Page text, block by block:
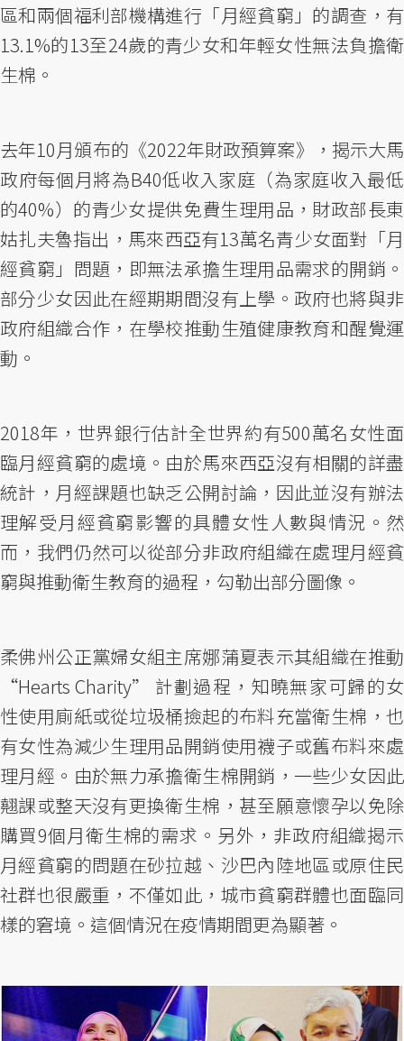
區和兩個福利部機構進行「月經貧窮」的調查，有
13.1%的13至24歲的青少女和年輕女性無法負擔衛
生棉。
去年10月頒布的《2022年財政預算案》，揭示大馬
政府每個月將為B40低收入家庭（為家庭收入最低
的40%）的青少女提供免費生理用品，財政部長東
姑扎夫魯指出，馬來西亞有13萬名青少女面對「月
經貧窮」問題，即無法承擔生理用品需求的開銷。
部分少女因此在經期期間沒有上學。政府也將與非
政府組織合作，在學校推動生殖健康教育和醒覺運
動。
2018年，世界銀行估計全世界約有500萬名女性面
臨月經貧窮的處境。由於馬來西亞沒有相關的詳盡
統計，月經課題也缺乏公開討論，因此並沒有辦法
理解受月經貧窮影響的具體女性人數與情況。然
而，我們仍然可以從部分非政府組織在處理月經貧
窮與推動衛生教育的過程，勾勒出部分圖像。
柔佛州公正黨婦女組主席娜蒲夏表示其組織在推動
“Hearts Charity” 計劃過程，知曉無家可歸的女
性使用廁紙或從垃圾桶撿起的布料充當衛生棉，也
有女性為減少生理用品開銷使用襪子或舊布料來處
理月經。由於無力承擔衛生棉開銷，一些少女因此
翹課或整天沒有更換衛生棉，甚至願意懷孕以免除
購買9個月衛生棉的需求。另外，非政府組織揭示
月經貧窮的問題在砂拉越、沙巴內陸地區或原住民
社群也很嚴重，不僅如此，城市貧窮群體也面臨同
樣的窘境。這個情況在疫情期間更為顯著。